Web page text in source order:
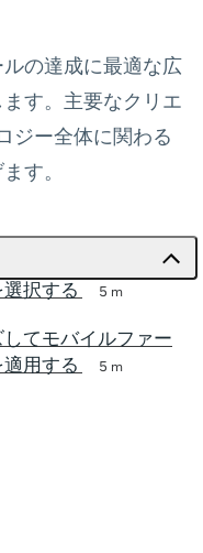
の達成に最適な広
す。主要なクリエ
ジー全体に関わる
す。
択する 5 m
てモバイルファー
用する
5 m